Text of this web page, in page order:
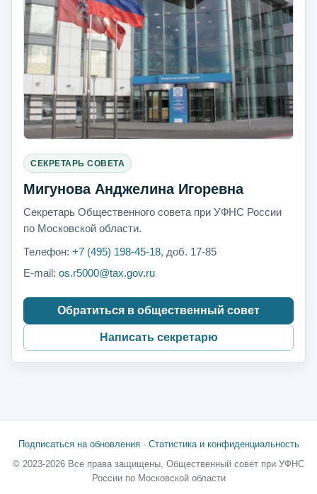
СЕКРЕТАРЬ СОВЕТА
Мигунова Анджелина Игоревна
Секретарь Общественного совета при УФНС России
по Московской области.
Телефон: +7 (495) 198-45-18, доб. 17-85
E-mail: os.r5000@tax.gov.ru
Обратиться в общественный совет
Написать секретарю
Подписаться на обновления· Статистика и конфиденциальность
© 2023-2026 Все права защищены, Общественный совет при УФНС
России по Московской области